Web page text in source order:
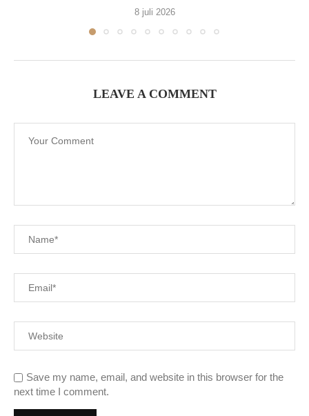
8 juli 2026
LEAVE A COMMENT
Save my name, email, and website in this browser for the
next time I comment.